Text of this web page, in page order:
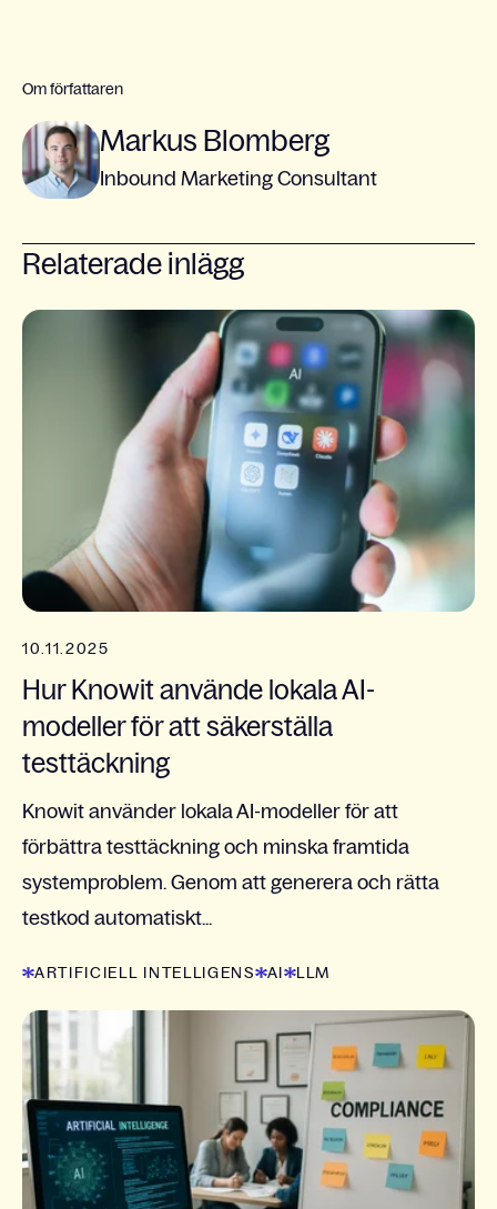
Om författaren
Markus Blomberg
Inbound Marketing Consultant
Relaterade inlägg
10.11.2025
Hur Knowit använde lokala AI-
modeller för att säkerställa
testtäckning
Knowit använder lokala AI-modeller för att
förbättra testtäckning och minska framtida
systemproblem. Genom att generera och rätta
testkod automatiskt...
ARTIFICIELL INTELLIGENS AI LLM